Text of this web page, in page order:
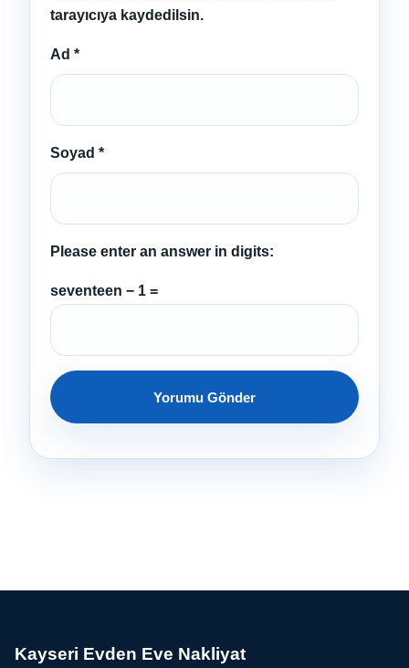
tarayıcıya kaydedilsin.
Ad *
Soyad *
Please enter an answer in digits:
seventeen − 1 =
Kayseri Evden Eve Nakliyat